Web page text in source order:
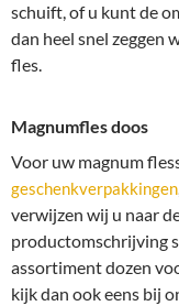
schuift, of u kunt de
dan heel snel zeggen
fles.
Magnumfles doos
Voor uw magnum
geschenkverpakkingen
verwijzen wij u naar
productomschrijving
assortiment dozen
kijk dan ook eens bij